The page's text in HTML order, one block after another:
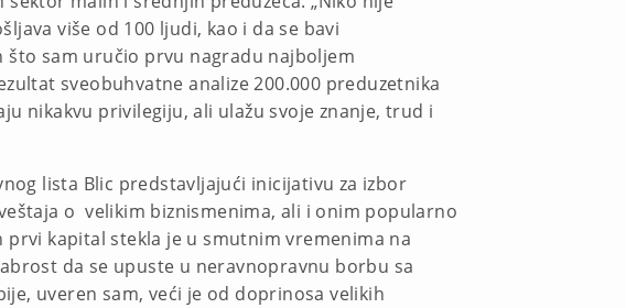
više od 100 ljudi, kao i da se bavi
što sam uručio prvu nagradu najboljem
sveobuhvatne analize 200.000 preduzetnika
nikakvu privilegiju, ali ulažu svoje znanje, trud i
lista Blic predstavljajući inicijativu za izbor
o velikim biznismenima, ali i onim popularno
kapital stekla je u smutnim vremenima na
da se upuste u neravnopravnu borbu sa
uveren sam, veći je od doprinosa velikih